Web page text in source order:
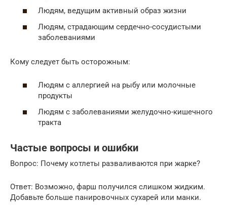
Людям, ведущим активный образ жизни
Людям, страдающим сердечно-сосудистыми
заболеваниями
Кому следует быть осторожным:
Людям с аллергией на рыбу или молочные
продукты
Людям с заболеваниями желудочно-кишечного
тракта
Частые вопросы и ошибки
Вопрос: Почему котлеты разваливаются при жарке?
Ответ: Возможно, фарш получился слишком жидким.
Добавьте больше панировочных сухарей или манки.